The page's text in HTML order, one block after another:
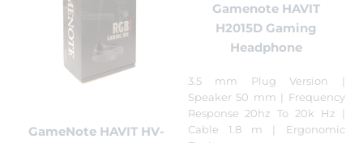
GameNote HAVIT HV-
Gamenote HAVIT
H2015D Gaming
Headphone
3.5 mm Plug Version |
Speaker 50 mm | Frequency
Response 20hz To 20k Hz |
Cable 1.8 m | Ergonomic